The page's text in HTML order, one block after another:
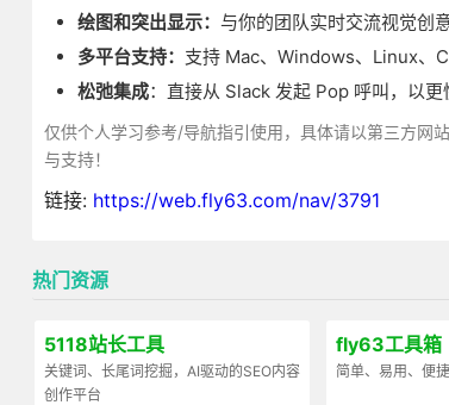
绘图和突出显示： 与你的团队实时交流视觉创意
多平台支持： 支持 Mac、Windows、Linux、
松弛集成：直接从 Slack 发起 Pop 呼叫，以更
仅供个人学习参考/导航指引使用，具体请以第三方网
与支持！
链接: https://web.fly63.com/nav/3791
热门资源
5118站长工具
关键词、长尾词挖掘，AI驱动的SEO内容
创作平台
fly63工具箱
简单、易用、便